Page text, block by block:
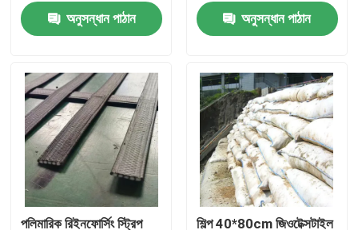
পণ্য
ভিডিও
VR প্রদর্শন
অনুসন্ধান পাঠান অনুসন্ধান পাঠান
পলিমারিক রিইনফোর্সিং স্ট্রিপ
শিল্প 40*80cm জিওটেক্সটাইল